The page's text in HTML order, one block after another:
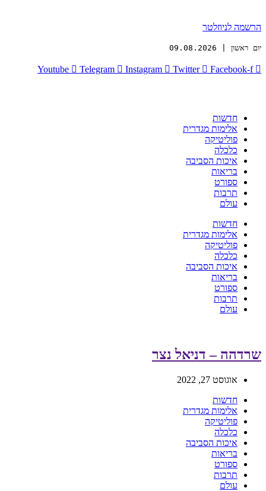
הרשמה לניוזלטר
יום ראשון | 09.08.2026
Youtube Telegram Instagram Twitter Facebook-f
חדשות
אלימות מגדרית
פוליטיקה
כלכלה
איכות הסביבה
בריאות
ספורט
תרבות
עולם
חדשות
אלימות מגדרית
פוליטיקה
כלכלה
איכות הסביבה
בריאות
ספורט
תרבות
עולם
שרדהה – דניאל נצר
אוגוסט 27, 2022
חדשות
אלימות מגדרית
פוליטיקה
כלכלה
איכות הסביבה
בריאות
ספורט
תרבות
עולם